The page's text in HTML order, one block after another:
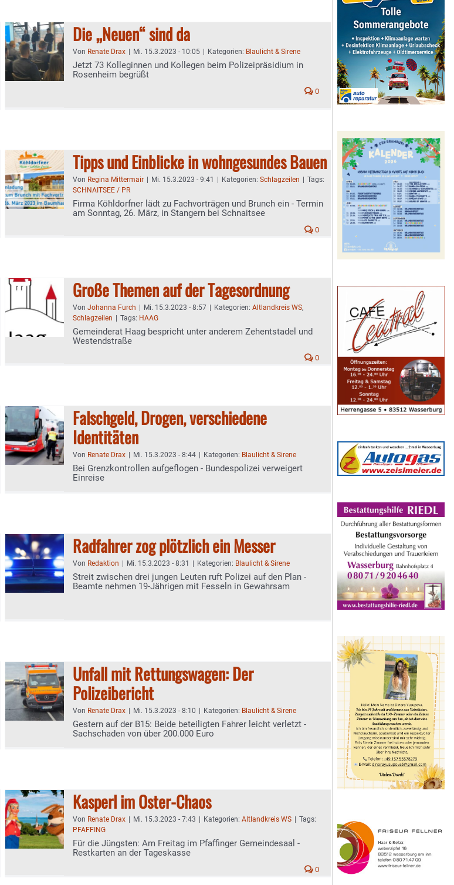
Die „Neuen“ sind da
Von Renate Drax Mi. 15.3.2023 - 10:05 Kategorien: Blaulicht & Sirene
Jetzt 73 Kolleginnen und Kollegen beim Polizeipräsidium in
Rosenheim begrüßt
0
Tipps und Einblicke in wohngesundes Bauen
Von Regina Mittermair Mi. 15.3.2023 - 9:41 Kategorien: Schlagzeilen
Tags:
SCHNAITSEE / PR
Firma Köhldorfner lädt zu Fachvorträgen und Brunch ein - Termin
am Sonntag, 26. März, in Stangern bei Schnaitsee
0
Große Themen auf der Tagesordnung
Von Johanna Furch Mi. 15.3.2023 - 8:57 Kategorien: Altlandkreis WS,
Schlagzeilen
Tags: HAAG
Gemeinderat Haag bespricht unter anderem Zehentstadel und
Westendstraße
0
Falschgeld, Drogen, verschiedene
Identitäten
Von Renate Drax Mi. 15.3.2023 - 8:44 Kategorien: Blaulicht & Sirene
Bei Grenzkontrollen aufgeflogen - Bundespolizei verweigert
Einreise
Radfahrer zog plötzlich ein Messer
Von Redaktion Mi. 15.3.2023 - 8:31 Kategorien: Blaulicht & Sirene
Streit zwischen drei jungen Leuten ruft Polizei auf den Plan -
Beamte nehmen 19-Jährigen mit Fesseln in Gewahrsam
Unfall mit Rettungswagen: Der
Polizeibericht
Von Renate Drax Mi. 15.3.2023 - 8:10 Kategorien: Blaulicht & Sirene
Gestern auf der B15: Beide beteiligten Fahrer leicht verletzt -
Sachschaden von über 200.000 Euro
Kasperl im Oster-Chaos
Von Renate Drax Mi. 15.3.2023 - 7:43 Kategorien: Altlandkreis WS
Tags:
PFAFFING
Für die Jüngsten: Am Freitag im Pfaffinger Gemeindesaal -
Restkarten an der Tageskasse
0